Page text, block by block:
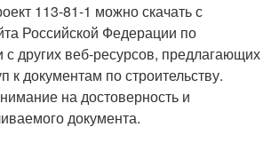
113-81-1 можно скачать с
Российской Федерации по
с других веб-ресурсов, предлагающих
к документам по строительству.
на достоверность и
документа.